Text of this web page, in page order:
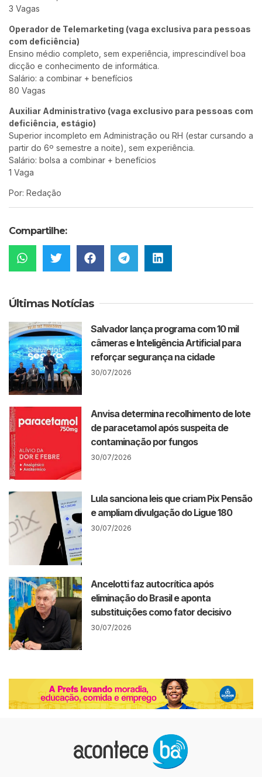
3 Vagas
Operador de Telemarketing (vaga exclusiva para pessoas
com deficiência)
Ensino médio completo, sem experiência, imprescindível boa
dicção e conhecimento de informática.
Salário: a combinar + benefícios
80 Vagas
Auxiliar Administrativo (vaga exclusivo para pessoas com
deficiência, estágio)
Superior incompleto em Administração ou RH (estar cursando a
partir do 6º semestre a noite), sem experiência.
Salário: bolsa a combinar + benefícios
1 Vaga
Por: Redação
Compartilhe:
Últimas Notícias
Salvador lança programa com 10 mil
câmeras e Inteligência Artificial para
reforçar segurança na cidade
30/07/2026
Anvisa determina recolhimento de lote
de paracetamol após suspeita de
contaminação por fungos
30/07/2026
Lula sanciona leis que criam Pix Pensão
e ampliam divulgação do Ligue 180
30/07/2026
Ancelotti faz autocrítica após
eliminação do Brasil e aponta
substituições como fator decisivo
30/07/2026